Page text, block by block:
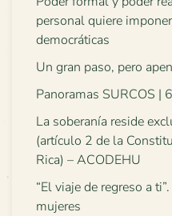
personal quiere
democráticas
Un gran paso, pero
Panoramas SURCOS |
La soberanía reside
(artículo 2 de la
Rica) – ACODEHU
“El viaje de regreso a
mujeres